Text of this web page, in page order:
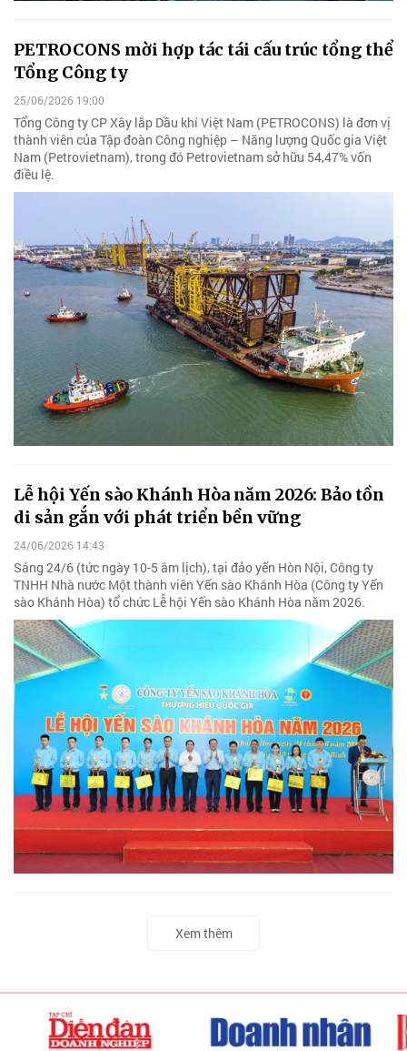
PETROCONS mời hợp tác tái cấu trúc tổng thể
Tổng Công ty
25/06/2026 19:00
Tổng Công ty CP Xây lắp Dầu khí Việt Nam (PETROCONS) là đơn vị
thành viên của Tập đoàn Công nghiệp – Năng lượng Quốc gia Việt
Nam (Petrovietnam), trong đó Petrovietnam sở hữu 54,47% vốn
điều lệ.
Lễ hội Yến sào Khánh Hòa năm 2026: Bảo tồn
di sản gắn với phát triển bền vững
24/06/2026 14:43
Sáng 24/6 (tức ngày 10-5 âm lịch), tại đảo yến Hòn Nội, Công ty
TNHH Nhà nước Một thành viên Yến sào Khánh Hòa (Công ty Yến
sào Khánh Hòa) tổ chức Lễ hội Yến sào Khánh Hòa năm 2026.
Xem thêm